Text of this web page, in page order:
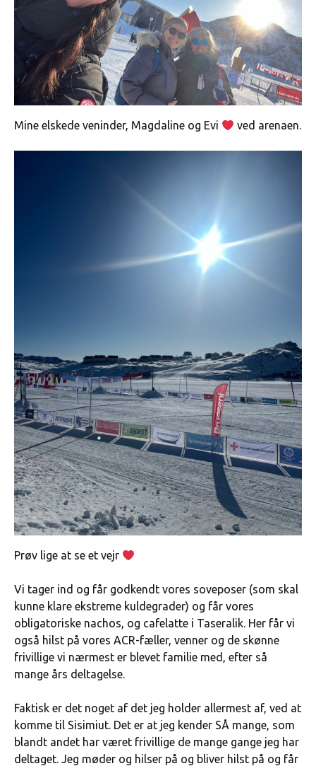
Mine elskede veninder, Magdaline og Evi ved arenaen.
Prøv lige at se et vejr
Vi tager ind og får godkendt vores soveposer (som skal
kunne klare ekstreme kuldegrader) og får vores
obligatoriske nachos, og cafelatte i Taseralik. Her får vi
også hilst på vores ACR-fæller, venner og de skønne
frivillige vi nærmest er blevet familie med, efter så
mange års deltagelse.
Faktisk er det noget af det jeg holder allermest af, ved at
komme til Sisimiut. Det er at jeg kender SÅ mange, som
blandt andet har været frivillige de mange gange jeg har
deltaget. Jeg møder og hilser på og bliver hilst på og får